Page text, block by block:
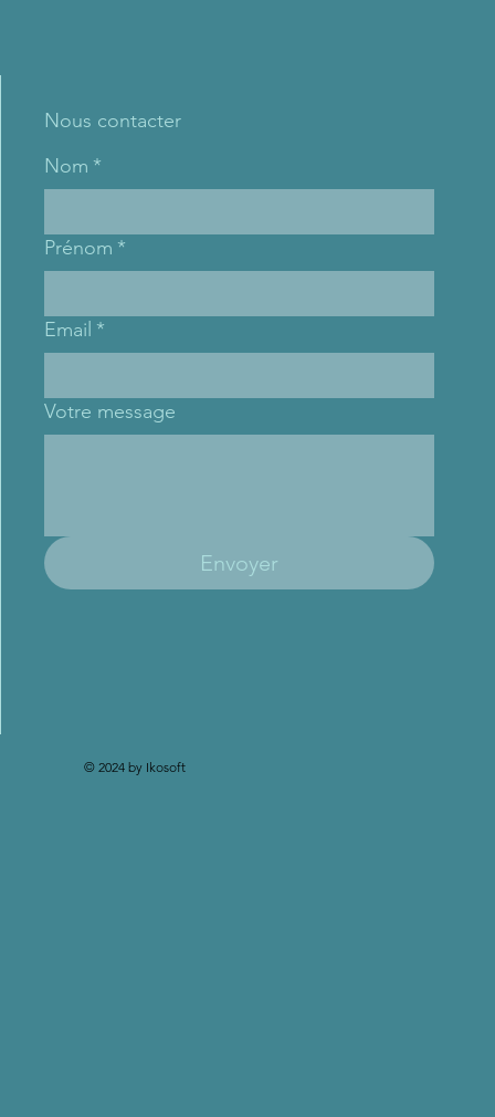
Nous contacter
Nom *
Prénom *
Email *
Votre message
Envoyer
© 2024 by Ikosoft